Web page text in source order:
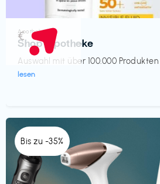
Apotheke
Shop Apotheke
Auswahl mit über 100.000 Produkten
lesen
€‎
Bis zu -35%